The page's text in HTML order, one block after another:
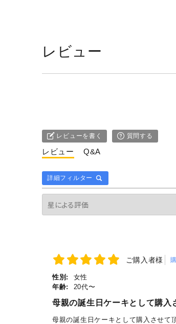
レビュー
レビューを書く 質問する
レビュー Q&A
詳細フィルター
ご購入者様
性別:
女性
年齢:
20代〜
母親の誕生日ケーキとして購入
母親の誕生日ケーキとして購入させて